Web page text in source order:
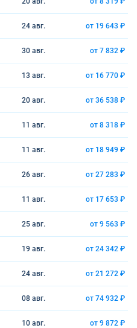
24 авг. от 19 643 ₽
30 авг. от 7 832 ₽
13 авг. от 16 770 ₽
20 авг. от 36 538 ₽
11 авг. от 8 318 ₽
11 авг. от 18 949 ₽
26 авг. от 27 283 ₽
11 авг. от 17 653 ₽
25 авг. от 9 563 ₽
19 авг. от 24 342 ₽
24 авг. от 21 272 ₽
08 авг. от 74 932 ₽
10 авг. от 9 872 ₽